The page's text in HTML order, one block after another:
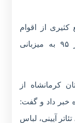
از اقوام
ایرانی از ۳۱ مرداد لغایت ۵ شهریور ۹۵ به میزبانی
کرمانشاه از
خبر داد و گفت:
آیینی، لباس